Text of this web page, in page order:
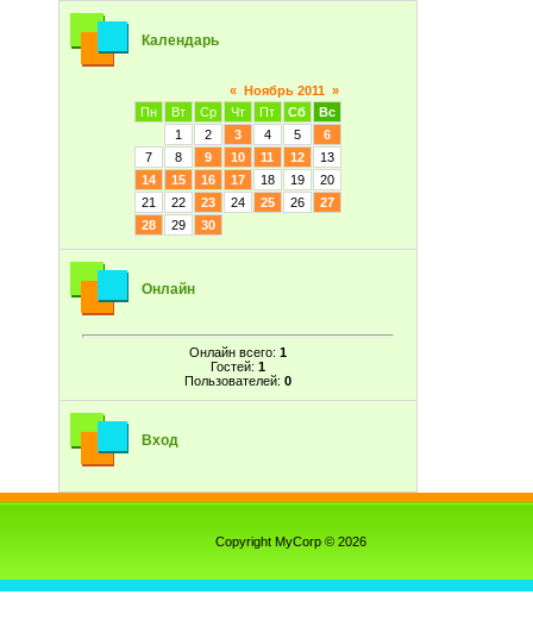
Календарь
« Ноябрь 2011 »
Пн
Вт Ср Чт Пт Сб
Вс
1
2 3 4 5
6
7
8 9 10 11 12
13
14
15 16 17 18 19
20
21
22 23 24 25 26
27
28
29 30
Онлайн
Онлайн всего: 1
Гостей: 1
Пользователей: 0
Вход
Copyright MyCorp © 2026